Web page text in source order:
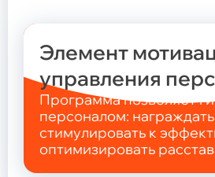
Общие сведения и реквизиты
Структура и состав акционеров
Документы фонда
Отчетность
Показатели деятельности
Инвестиционный портфель
Управляющие компании
Специализированный
Защита прав потребителей
Элемент
управления
Программа позволяет
персоналом:
стимулировать к
оптимизировать